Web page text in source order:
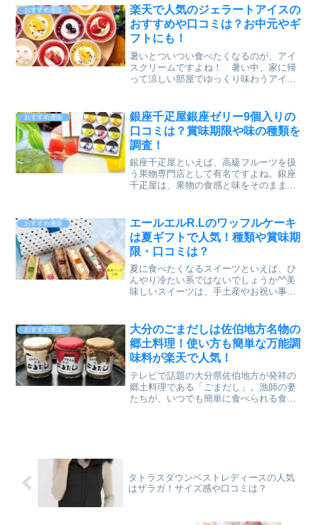
のではないでしょうか？そこで今回は、
大手通販サイト楽天市場で人気のショッ
プ２店を比較してご紹介したいと思いま
す。この記事では、・内容量・産地・ホ
タテの凍結方法・価格・送料・追加送料
（北海道・沖縄）・保存期間・クーポ
ン・あす楽対応・レビュー数・総合評
価・メイン購入層などの項目を一覧にま
い！ と感じる購入ポイントを絞って比
較していきますので、ぜひご覧になって
みてください。ぷりぷり食感で甘～いホ
タテの貝柱料理を、年末年始や家族の集
くださいね♪
おすすめ通販
楽天で人気のジェラートアイスの
おすすめや口コミは？お中元やギ
フトにも！
暑いとついつい食べたくなるのが、アイ
スクリームですよね！ 暑い中、家に帰
って涼しい部屋でゆっくり味わうアイス
た風情がありますね。今回ピックアップ
するのは、乳酸菌入りフローズンヨーグ
ルトと天然果汁100％のジェラートです。
健康を意識している方への、ギフトとし
ても最適なヘルシーフルーツジェラート8
個入りの情報をお届けします！
おすすめ通販
銀座千疋屋銀座ゼリー9個入りの
口コミは？賞味期限や味の種類を
調査！
銀座千疋屋といえば、高級フルーツを扱
う果物専門店として有名ですよね。銀座
千疋屋は、果物の食感と味をそのまま活
みずみずしく、甘みはほんのりと優しい
味わいのフルーツゼリーの詰め合わせ
は、銀座千疋屋の中でも売れ行き抜群の
人気商品です。今回は、銀座千疋屋の銀
座ゼリー９個入りをピックアップしてご
紹介したいと思います。銀座千疋屋の銀
座ゼリー９個入りの口コミや、賞味期限
や味の種類についても調べていますの
おすすめ通販
エールエルR.Lのワッフルケーキ
は夏ギフトで人気！種類や賞味期
限・口コミは？
夏に食べたくなるスイーツといえば、ひ
んやり冷たい系ではないでしょうか^^美
味しいスイーツは、手土産やお祝い事に
goodです！今回は、楽天通販でも人気の
お店「エール・エル」のアイスワッフル
をご紹介します^^創業は1991年、兵庫県
神戸市にワッフルケーキ専門店エール・
エルは誕生しました。お取り寄せやギフ
ト、お土産の人気スイーツブランドとし
て、テレビ・雑誌・新聞など多数の媒体
で取り上げられている洋菓子店です。
おすすめ通販
大分のごまだしは佐伯地方名物の
郷土料理！使い方も簡単な万能調
味料が楽天で人気！
テレビで話題の大分県佐伯地方が発祥の
郷土料理である「ごまだし」。漁師の妻
たちが、いつでも簡単に食べられる食事
て食べられますよ^^うどんやおそば、お
茶漬けにトッピングするだけで栄養満点
タトラスダウンベストレディースの人気
はザラガ！サイズ感や口コミは？